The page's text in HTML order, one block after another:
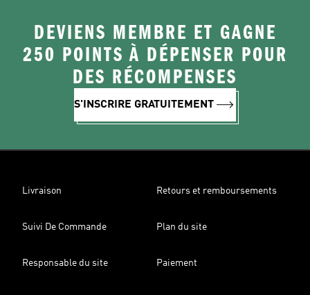
DEVIENS MEMBRE ET GAGNE
250 POINTS À DÉPENSER POUR
DES RÉCOMPENSES
S'INSCRIRE GRATUITEMENT
Livraison Retours et remboursements
Suivi De Commande Plan du site
Responsable du site Paiement